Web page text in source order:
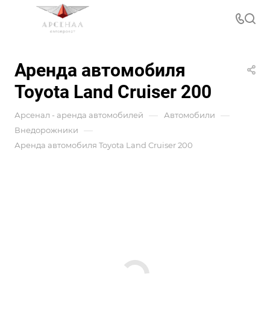
Аренда автомобиля
Toyota Land Cruiser 200
Арсенал - аренда автомобилей — Автомобили —
Внедорожники —
Аренда автомобиля Toyota Land Cruiser 200